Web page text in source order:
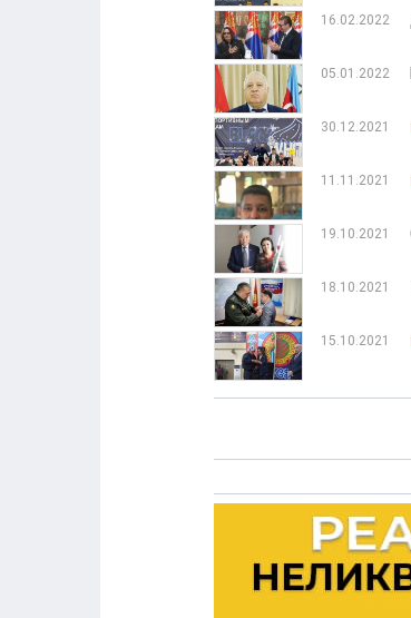
16.02.2022
05.01.2022
30.12.2021
11.11.2021
19.10.2021
18.10.2021
15.10.2021